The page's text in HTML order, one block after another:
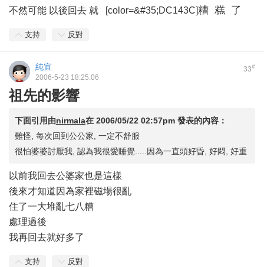
不然可能 以後回去 就 [color=&#35;DC143C]糟 糕 了
支持 反對
33#
純宜
2006-5-23 18:25:06
祖先的影響
下面引用由nirmala在 2006/05/22 02:57pm 發表的內容：
難怪, 每次回到公公家, 一定不舒服
很怕婆婆討厭我, 認為我很愛睡覺.....因為一直頭好昏, 好悶, 好重
以前我回去公婆家也是這樣
後來才知道因為家裡磁場很亂
住了一大堆亂七八糟
處理過後
我再回去就好多了
支持 反對